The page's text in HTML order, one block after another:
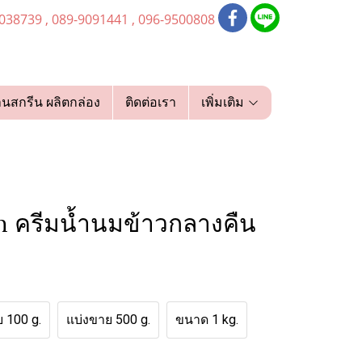
, 089-9091441 , 096-9500808
นสกรีน ผลิตกล่อง ติดต่อเรา เพิ่มเติม
ครีมน้ำนมข้าวกลางคืน
100 g. แบ่งขาย 500 g. ขนาด 1 kg.